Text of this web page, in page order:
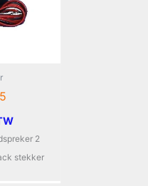
2
stekker